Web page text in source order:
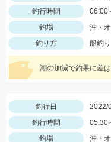
釣行時間
06:00
釣場
沖・
釣り方
船釣り
潮の加減で釣果に差
釣行日
2022/
釣行時間
05:30
釣場
沖・